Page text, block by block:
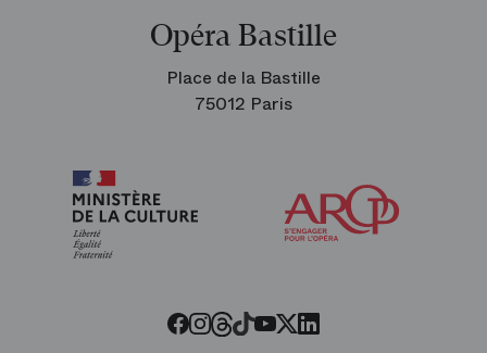
Opéra Bastille
Place de la Bastille
75012 Paris
Facebook
Instagram
Threads
Tiktok
Youtube
Twitter
LinkedIn